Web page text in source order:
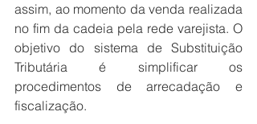
assim, ao momento da venda realizada
no fim da cadeia pela rede varejista. O
objetivo do sistema de Substituição
Tributária é simplificar os
procedimentos de arrecadação e
fiscalização.